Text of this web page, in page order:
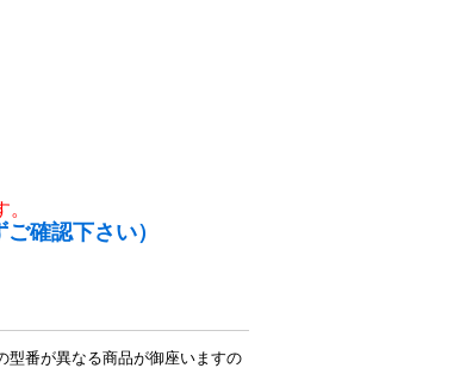
確認下さい）
型番が異なる商品が御座いますの